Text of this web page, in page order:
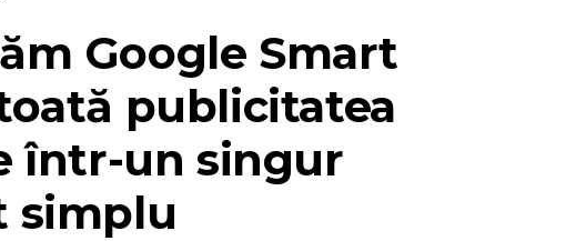
Google Smart
publicitatea
într-un singur
simplu